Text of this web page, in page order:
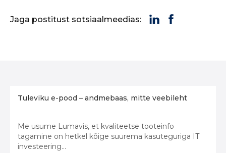
Jaga postitust sotsiaalmeedias:
Tuleviku e-pood – andmebaas, mitte veebileht
Me usume Lumavis, et kvaliteetse tooteinfo
tagamine on hetkel kõige suurema kasuteguriga IT
investeering...